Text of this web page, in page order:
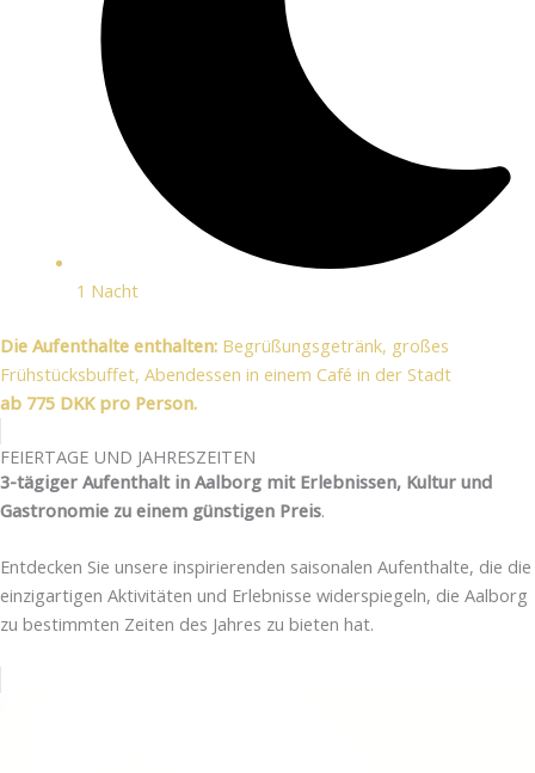
1 Nacht
Die Aufenthalte enthalten: Begrüßungsgetränk, großes
Frühstücksbuffet, Abendessen in einem Café in der Stadt
ab 775 DKK pro Person.
FEIERTAGE UND JAHRESZEITEN
3-tägiger Aufenthalt in Aalborg mit Erlebnissen, Kultur und
Gastronomie zu einem günstigen Preis.
Entdecken Sie unsere inspirierenden saisonalen Aufenthalte, die die
einzigartigen Aktivitäten und Erlebnisse widerspiegeln, die Aalborg
zu bestimmten Zeiten des Jahres zu bieten hat.